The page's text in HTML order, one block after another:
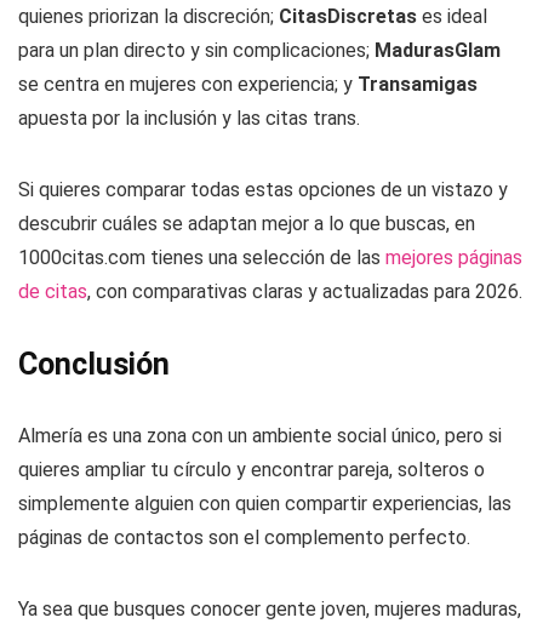
quienes priorizan la discreción; CitasDiscretas es ideal
para un plan directo y sin complicaciones; MadurasGlam
se centra en mujeres con experiencia; y Transamigas
apuesta por la inclusión y las citas trans.
Si quieres comparar todas estas opciones de un vistazo y
descubrir cuáles se adaptan mejor a lo que buscas, en
1000citas.com tienes una selección de las mejores páginas
de citas, con comparativas claras y actualizadas para 2026.
Conclusión
Almería es una zona con un ambiente social único, pero si
quieres ampliar tu círculo y encontrar pareja, solteros o
simplemente alguien con quien compartir experiencias, las
páginas de contactos son el complemento perfecto.
Ya sea que busques conocer gente joven, mujeres maduras,